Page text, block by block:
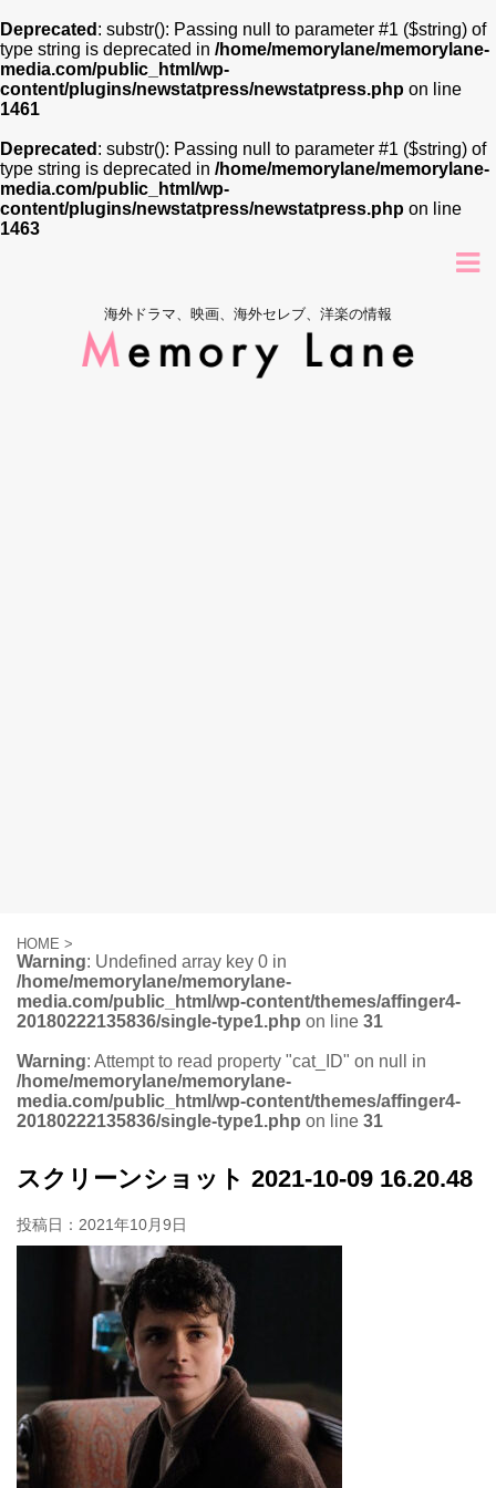
Deprecated : substr(): Passing null to parameter #1 ($string) of
type string is deprecated in /home/memorylane/memorylane-
media.com/public_html/wp-
content/plugins/newstatpress/newstatpress.php on line
1461
Deprecated : substr(): Passing null to parameter #1 ($string) of
type string is deprecated in /home/memorylane/memorylane-
media.com/public_html/wp-
content/plugins/newstatpress/newstatpress.php on line
1463
海外ドラマ、映画、海外セレブ、洋楽の情報
HOME >
Warning: Undefined array key 0 in
/home/memorylane/memorylane-
media.com/public_html/wp-content/themes/affinger4-
20180222135836/single-type1.php on line 31
Warning: Attempt to read property "cat_ID" on null in
/home/memorylane/memorylane-
media.com/public_html/wp-content/themes/affinger4-
20180222135836/single-type1.php on line 31
スクリーンショット 2021-10-09 16.20.48
投稿日： 2021年10月9日